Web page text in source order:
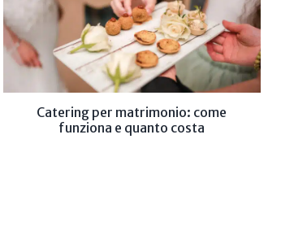
Catering per matrimonio: come
funziona e quanto costa